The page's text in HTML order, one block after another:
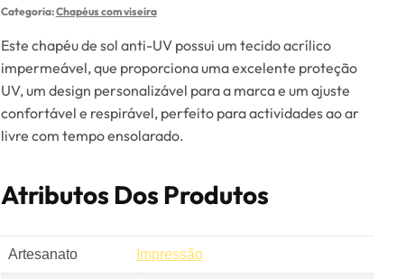
Categoria:Chapéus com viseira
Este chapéu de sol anti-UV possui um tecido acrílico
impermeável, que proporciona uma excelente proteção
UV, um design personalizável para a marca e um ajuste
confortável e respirável, perfeito para actividades ao ar
livre com tempo ensolarado.
Atributos Dos Produtos
Artesanato Impressão